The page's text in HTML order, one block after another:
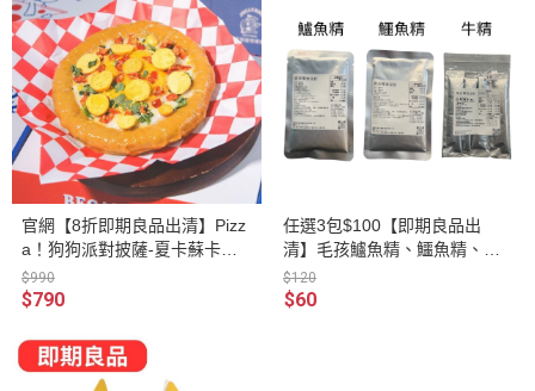
官網【8折即期良品出清】Pizz
a！狗狗派對披薩-夏卡蘇卡嫩
蛋 效期至2026.10.09
$990
$790
任選3包$100【即期良品出
清】毛孩鱸魚精、鱷魚精、牛
精｜無調味 溫潤補身 日常保養
術後滋養 補水
$120
$60